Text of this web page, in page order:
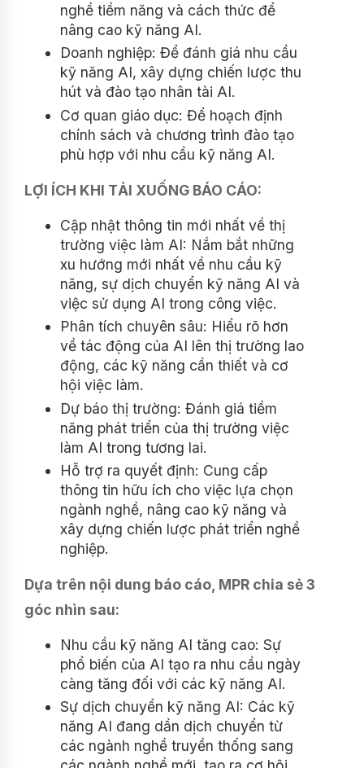
nghề tiềm năng và cách thức để
nâng cao kỹ năng AI.
Doanh nghiệp: Để đánh giá nhu cầu
kỹ năng AI, xây dựng chiến lược thu
hút và đào tạo nhân tài AI.
Cơ quan giáo dục: Để hoạch định
chính sách và chương trình đào tạo
phù hợp với nhu cầu kỹ năng AI.
LỢI ÍCH KHI TẢI XUỐNG BÁO CÁO:
Cập nhật thông tin mới nhất về thị
trường việc làm AI: Nắm bắt những
xu hướng mới nhất về nhu cầu kỹ
năng, sự dịch chuyển kỹ năng AI và
việc sử dụng AI trong công việc.
Phân tích chuyên sâu: Hiểu rõ hơn
về tác động của AI lên thị trường lao
động, các kỹ năng cần thiết và cơ
hội việc làm.
Dự báo thị trường: Đánh giá tiềm
năng phát triển của thị trường việc
làm AI trong tương lai.
Hỗ trợ ra quyết định: Cung cấp
thông tin hữu ích cho việc lựa chọn
ngành nghề, nâng cao kỹ năng và
xây dựng chiến lược phát triển nghề
nghiệp.
Dựa trên nội dung báo cáo, MPR chia sẻ 3
góc nhìn sau:
Nhu cầu kỹ năng AI tăng cao: Sự
phổ biến của AI tạo ra nhu cầu ngày
càng tăng đối với các kỹ năng AI.
Sự dịch chuyển kỹ năng AI: Các kỹ
năng AI đang dần dịch chuyển từ
các ngành nghề truyền thống sang